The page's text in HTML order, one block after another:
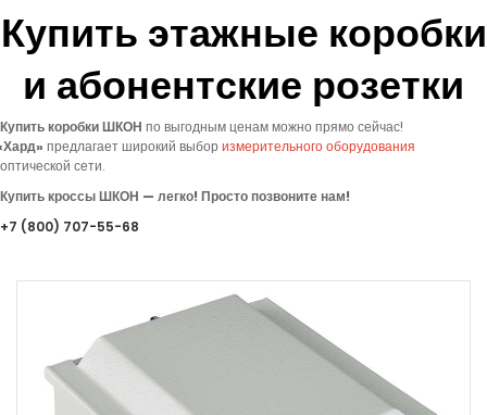
Купить этажные коробки
и абонентские розетки
Купить коробки ШКОН по выгодным ценам можно прямо сейчас!
Хард» предлагаетширокий выборизмерительного оборудования
оптической сети.
Купить кроссы ШКОН — легко! Просто позвоните нам!
+7 (800) 707-55-68